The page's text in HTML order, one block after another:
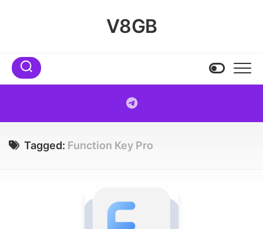
V8GB
Tagged: Function Key Pro